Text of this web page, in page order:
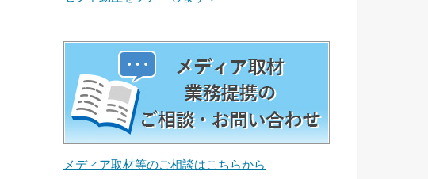
メディア取材等のご相談はこちらから